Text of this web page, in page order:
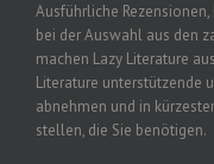
Ausführliche
bei der Auswahl aus den
machen Lazy Literature
Literature unterstützende
abnehmen und in
stellen, die Sie benötigen.